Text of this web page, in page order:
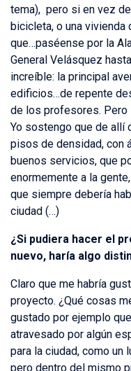
tema), pero si en vez
bicicleta, o una
que…paséense por la
General Velásquez
increíble: la principal
edificios…de repente
de los profesores. Pero
Yo sostengo que de allí
pisos de densidad, con
buenos servicios, que
enormemente a la
que siempre debería
ciudad (…)
¿Si pudiera hacer el
nuevo, haría algo
Claro que me habría
proyecto. ¿Qué cosas
gustado por ejemplo
atravesado por algún
para la ciudad, como un
pero dentro del mismo